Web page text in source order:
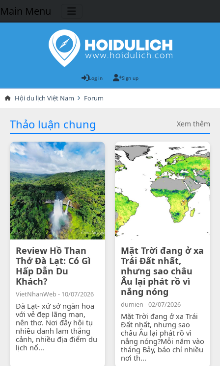
Main Menu
Log in Sign up
Hội du lịch Việt Nam Forum
Thảo luận chung Xem thêm
Review Hồ Than
Thở Đà Lạt: Có Gì
Hấp Dẫn Du
Khách?
VietNhanWeb - 10/07/2026
Đà Lạt- xứ sở ngàn hoa
với vẻ đẹp lãng mạn,
nên thơ. Nơi đây hội tụ
nhiều danh lam thắng
cảnh, nhiều địa điểm du
lịch nổ...
Mặt Trời đang ở xa
Trái Đất nhất,
nhưng sao châu
Âu lại phát rồ vì
nắng nóng
dumien - 02/07/2026
Mặt Trời đang ở xa Trái
Đất nhất, nhưng sao
châu Âu lại phát rồ vì
nắng nóng?Mỗi năm vào
tháng Bảy, báo chí nhiều
nơi th...